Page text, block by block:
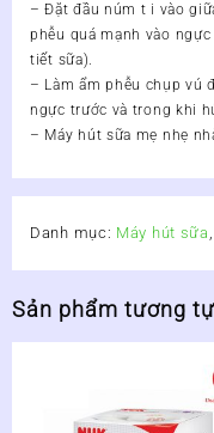
– Đặt đầu núm t i vào
phễu quá mạnh vào
tiết sữa).
– Làm ẩm phễu chụp vú
ngực trước và trong khi
– Máy hút sữa mẹ nhẹ
Danh mục: Máy hút sữa ,
Sản phẩm tương tự